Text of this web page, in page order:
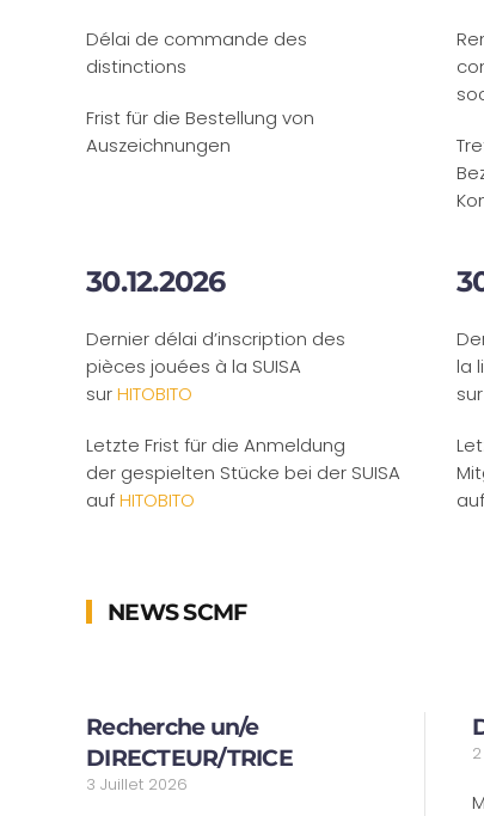
Délai de commande des
distinctions
Frist für die Bestellung von
Auszeichnungen
30.12.2026
Dernier délai d’inscription des
pièces jouées à la SUISA
surHITOBITO
Letzte Frist für die Anmeldung
der gespielten Stücke bei der SUISA
aufHITOBITO
la
sur
auf
NEWS SCMF
Recherche un/e
DIRECTEUR/TRICE
3 Juillet 2026